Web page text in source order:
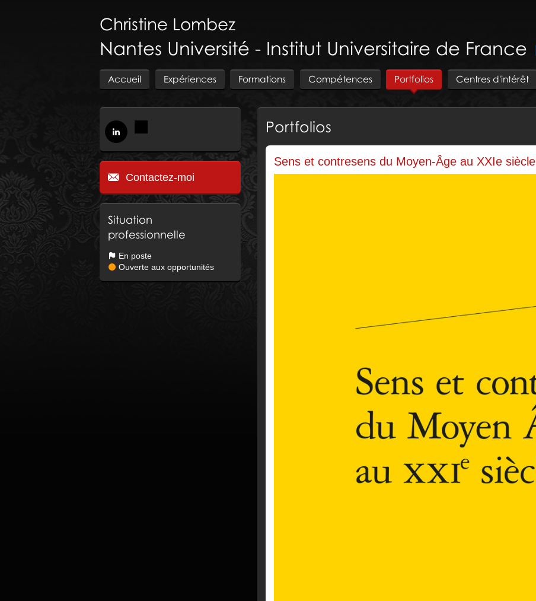
Christine Lombez
Nantes Université - Institut Universitaire de France
Accueil Expériences Formations Compétences Portfolios Centres d'intérêt
Contactez-moi
Situation
professionnelle
En poste
Ouverte aux opportunités
Portfolios
Sens et contresens du Moyen-Âge au XXIe siècle